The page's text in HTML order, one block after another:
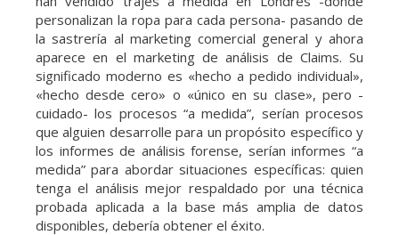
personalizan la ropa para cada persona- pasando de
la sastrería al marketing comercial general y ahora
aparece en el marketing de análisis de Claims. Su
significado moderno es «hecho a pedido individual»,
«hecho desde cero» o «único en su clase», pero -
cuidado- los procesos “a medida”, serían procesos
que alguien desarrolle para un propósito específico y
los informes de análisis forense, serían informes “a
medida” para abordar situaciones específicas: quien
tenga el análisis mejor respaldado por una técnica
probada aplicada a la base más amplia de datos
disponibles, debería obtener el éxito.